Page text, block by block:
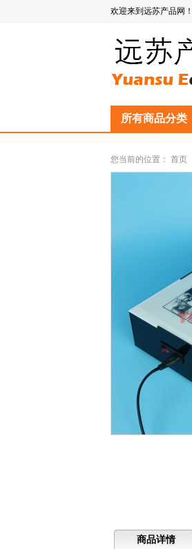
欢迎来到远苏产品网！
所有商品分类
您当前的位置： 首页
商品详情